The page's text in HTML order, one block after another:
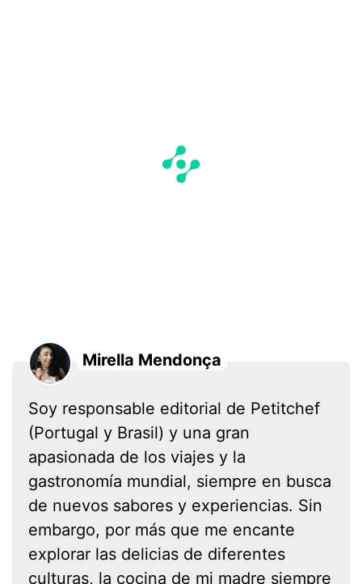
Mirella Mendonça
Soy responsable editorial de Petitchef
(Portugal y Brasil) y una gran
apasionada de los viajes y la
gastronomía mundial, siempre en busca
de nuevos sabores y experiencias. Sin
embargo, por más que me encante
explorar las delicias de diferentes
culturas, la cocina de mi madre siempre